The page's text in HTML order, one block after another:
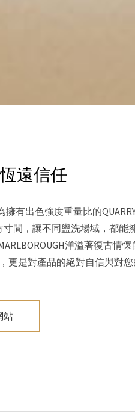
遠信任
有出色強度重量比的
間，讓不同盥洗場域，都能
洋溢著復古情懷
是對產品的絕對自信與對您
站